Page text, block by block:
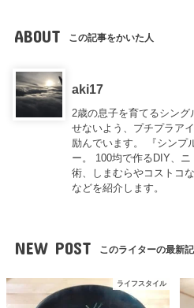
ABOUT この記事をかいた人
aki17
2歳の息子を育てるシン
せないよう、プチプラア
励んでいます。 『シンプ
ー。 100均で作るDIY、
術、しまむらやコストコ
などを紹介します。
NEW POST このライターの最新
ライフスタイル